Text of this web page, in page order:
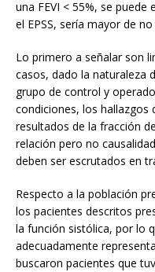
una FEVI < 55%, se
el EPSS, sería mayor de
Lo primero a señalar son
casos, dado la naturaleza
grupo de control y
condiciones, los hallazgos
resultados de la fracción
relación pero no
deben ser escrutados en
Respecto a la población
los pacientes descritos
la función sistólica, por lo
adecuadamente
buscaron pacientes que